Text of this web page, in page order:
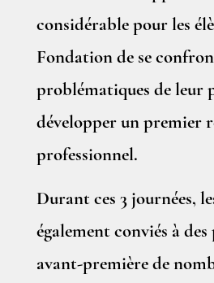
considérable pour les
Fondation de se
problématiques de leur
développer un premier
professionnel.
Durant ces 3 journées,
également conviés à
avant-première de